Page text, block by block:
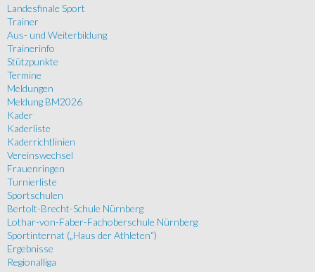
Landesfinale Sport
Trainer
Aus- und Weiterbildung
Trainerinfo
Stützpunkte
Termine
Meldungen
Meldung BM2026
Kader
Kaderliste
Kaderrichtlinien
Vereinswechsel
Frauenringen
Turnierliste
Sportschulen
Bertolt-Brecht-Schule Nürnberg
Lothar-von-Faber-Fachoberschule Nürnberg
Sportinternat („Haus der Athleten“)
Ergebnisse
Regionalliga